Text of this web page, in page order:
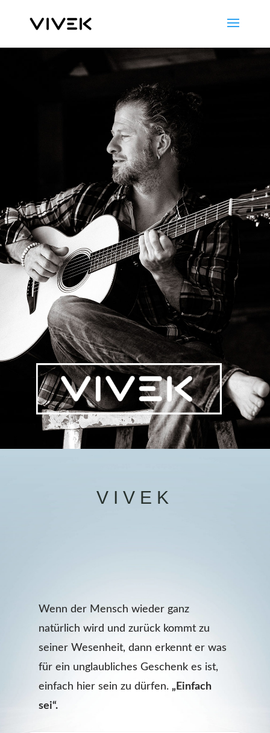
VIVEK
Wenn der Mensch wieder ganz
natürlich wird und zurück kommt zu
seiner Wesenheit, dann erkennt er was
für ein unglaubliches Geschenk es ist,
einfach hier sein zu dürfen. „Einfach
sei“.